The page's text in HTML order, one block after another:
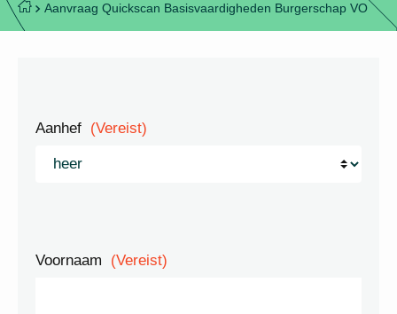
Aanvraag Quickscan Basisvaardigheden Burgerschap VO
Aanhef (Vereist)
Voornaam (Vereist)